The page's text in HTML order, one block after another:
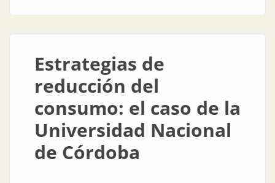
Estrategias de
reducción del
consumo: el caso de la
Universidad Nacional
de Córdoba